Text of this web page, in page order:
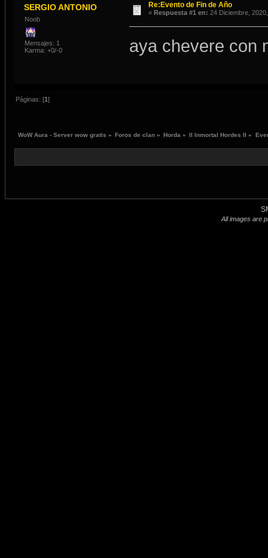
SERGIO ANTONIO
Noob
Mensajes: 1
Karma: +0/-0
Re:Evento de Fin de Año
« Respuesta #1 en: 24 Diciembre,
aya chevere con
Páginas: [1]
WoW Aura - Server wow gratis » Foros de clan » Horda » II Inmortal Hordes II »
All images are